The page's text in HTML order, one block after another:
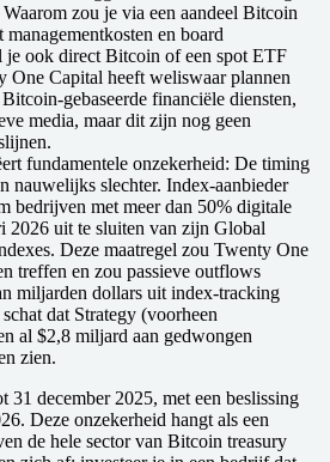
Waarom zou je via een aandeel Bitcoin
en board
je ook direct Bitcoin of een spot ETF
One Capital heeft weliswaar plannen
gebaseerde financiële diensten,
media, maar dit zijn nog geen
fundamentele onzekerheid: De timing
nauwelijks slechter. Index-aanbieder
bedrijven met meer dan 50% digitale
2026 uit te sluiten van zijn Global
Deze maatregel zou Twenty One
treffen en zou passieve outflows
miljarden dollars uit index-tracking
dat Strategy (voorheen
al $2,8 miljard aan gedwongen
zien.
31 december 2025, met een beslissing
Deze onzekerheid hangt als een
de hele sector van Bitcoin treasury